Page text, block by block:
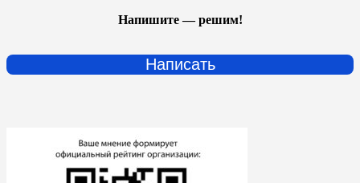
Напишите — решим!
Написать